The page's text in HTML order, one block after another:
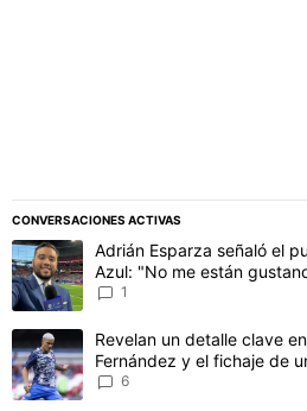
CONVERSACIONES ACTIVAS
Este listado muestra los artículos con
Un artículo de tendencia con el título
Adrián Esparza señaló el
Azul: "No me están
1
Un artículo de tendencia con el
Revelan un detalle clave
Fernández y el fichaje de
6